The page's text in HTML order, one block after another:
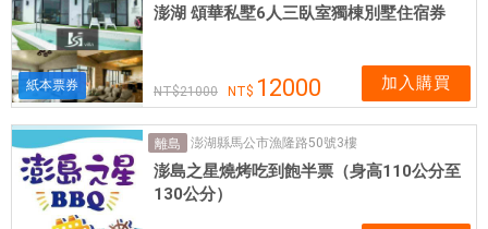
紙本票券
澎湖 頌華私墅6人三臥室獨棟別墅住宿券
21000 12000 加入購買
離島 澎湖縣馬公市漁隆路50號3樓
澎島之星燒烤吃到飽半票（身高110公分至
130公分）